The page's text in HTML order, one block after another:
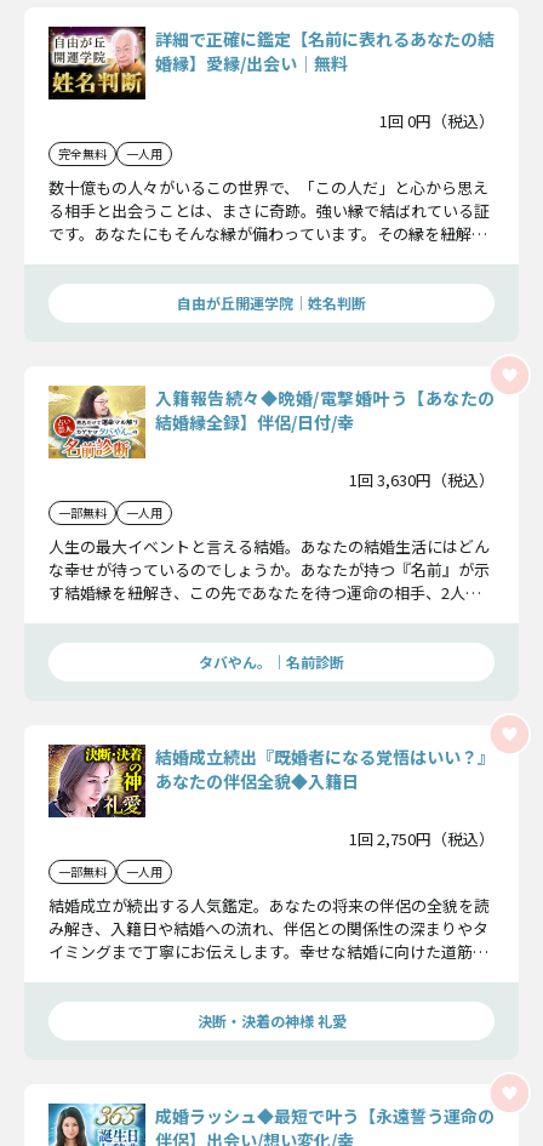
詳細で正確に鑑定【名前に表れるあなたの結
婚縁】愛縁/出会い│無料
1回 0円（税込）
完全無料 一人用
数十億もの人々がいるこの世界で、「この人だ」と心から思え
る相手と出会うことは、まさに奇跡。強い縁で結ばれている証
です。あなたにもそんな縁が備わっています。その縁を紐解け
自由が丘開運学院│姓名判断
入籍報告続々◆晩婚/電撃婚叶う【あなたの
結婚縁全録】伴侶/日付/幸
1回 3,630円（税込）
一部無料 一人用
人生の最大イベントと言える結婚。あなたの結婚生活にはどん
な幸せが待っているのでしょうか。あなたが持つ『名前』が示
す結婚縁を紐解き、この先であなたを待つ運命の相手、2人は
す。
タバやん。｜名前診断
結婚成立続出『既婚者になる覚悟はいい？』
あなたの伴侶全貌◆入籍日
1回 2,750円（税込）
一部無料 一人用
結婚成立が続出する人気鑑定。あなたの将来の伴侶の全貌を読
み解き、入籍日や結婚への流れ、伴侶との関係性の深まりやタ
イミングまで丁寧にお伝えします。幸せな結婚に向けた道筋を
決断・決着の神様 礼愛
成婚ラッシュ◆最短で叶う【永遠誓う運命の
伴侶】出会い/想い変化/幸